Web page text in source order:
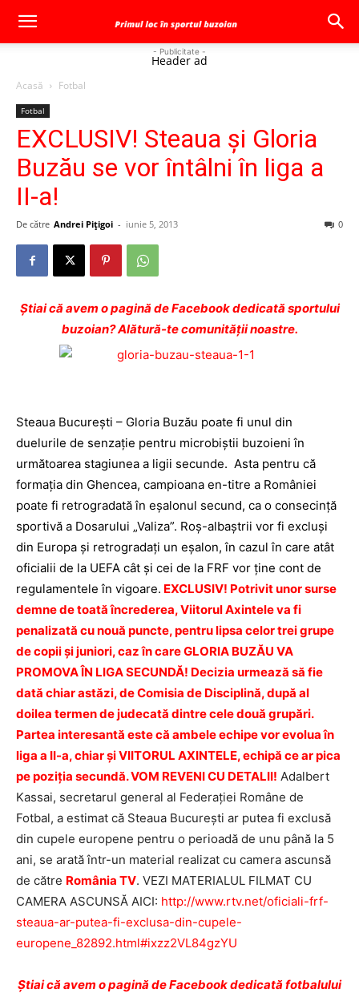
- Publicitate -
Header ad
Acasă Fotbal
Fotbal
EXCLUSIV! Steaua şi Gloria
Buzău se vor întâlni în liga a
II-a!
De către Andrei Pițigoi - iunie 5, 2013 0
Ştiai că avem o pagină de Facebook dedicată sportului
buzoian? Alătură-te comunității noastre.
Steaua Bucureşti – Gloria Buzău poate fi unul din
duelurile de senzaţie pentru microbiştii buzoieni în
următoarea stagiunea a ligii secunde. Asta pentru că
formaţia din Ghencea, campioana en-titre a României
poate fi retrogradată în eşalonul secund, ca o consecinţă
sportivă a Dosarului „Valiza”. Roş-albaştrii vor fi excluşi
din Europa şi retrogradaţi un eşalon, în cazul în care atât
oficialii de la UEFA cât şi cei de la FRF vor ţine cont de
regulamentele în vigoare. EXCLUSIV! Potrivit unor surse
demne de toată încrederea, Viitorul Axintele va fi
penalizată cu nouă puncte, pentru lipsa celor trei grupe
de copii şi juniori, caz în care GLORIA BUZĂU VA
PROMOVA ÎN LIGA SECUNDĂ! Decizia urmează să fie
dată chiar astăzi, de Comisia de Disciplină, după al
doilea termen de judecată dintre cele două grupări.
Partea interesantă este că ambele echipe vor evolua în
liga a II-a, chiar şi VIITORUL AXINTELE, echipă ce ar pica
pe poziţia secundă. VOM REVENI CU DETALII! Adalbert
Kassai, secretarul general al Federaţiei Române de
Fotbal, a estimat că Steaua Bucureşti ar putea fi exclusă
din cupele europene pentru o perioadă de unu până la 5
ani, se arată într-un material realizat cu camera ascunsă
de către România TV. VEZI MATERIALUL FILMAT CU
CAMERA ASCUNSĂ AICI: http://www.rtv.net/oficiali-frf-
steaua-ar-putea-fi-exclusa-din-cupele-
europene_82892.html#ixzz2VL84gzYU
Ştiai că avem o pagină de Facebook dedicată fotbalului